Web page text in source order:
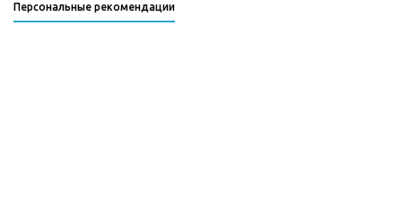
Персональные рекомендации